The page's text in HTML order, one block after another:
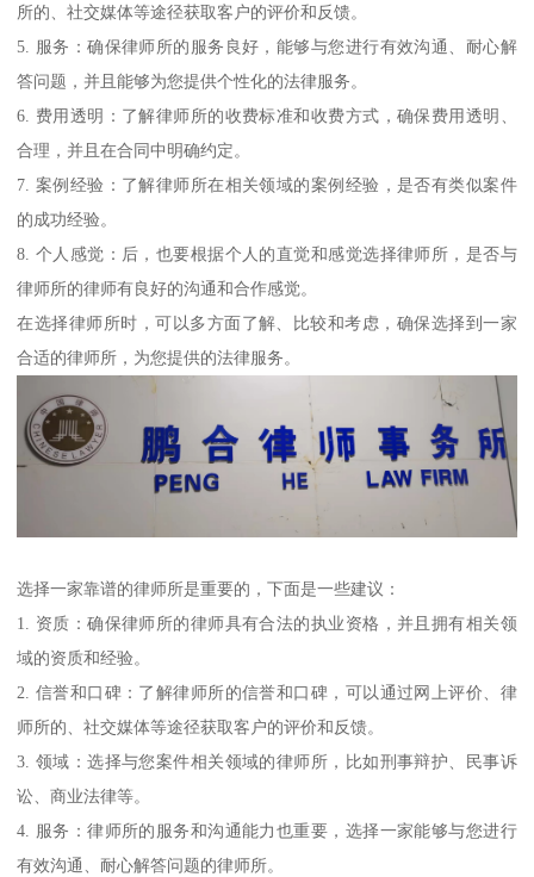
所的、社交媒体等途径获取客户的评价和反馈。
5. 服务：确保律师所的服务良好，能够与您进行有效沟通、耐心解
答问题，并且能够为您提供个性化的法律服务。
6. 费用透明：了解律师所的收费标准和收费方式，确保费用透明、
合理，并且在合同中明确约定。
7. 案例经验：了解律师所在相关领域的案例经验，是否有类似案件
的成功经验。
8. 个人感觉：后，也要根据个人的直觉和感觉选择律师所，是否与
律师所的律师有良好的沟通和合作感觉。
在选择律师所时，可以多方面了解、比较和考虑，确保选择到一家
合适的律师所，为您提供的法律服务。
选择一家靠谱的律师所是重要的，下面是一些建议：
1. 资质：确保律师所的律师具有合法的执业资格，并且拥有相关领
域的资质和经验。
2. 信誉和口碑：了解律师所的信誉和口碑，可以通过网上评价、律
师所的、社交媒体等途径获取客户的评价和反馈。
3. 领域：选择与您案件相关领域的律师所，比如刑事辩护、民事诉
讼、商业法律等。
4. 服务：律师所的服务和沟通能力也重要，选择一家能够与您进行
有效沟通、耐心解答问题的律师所。